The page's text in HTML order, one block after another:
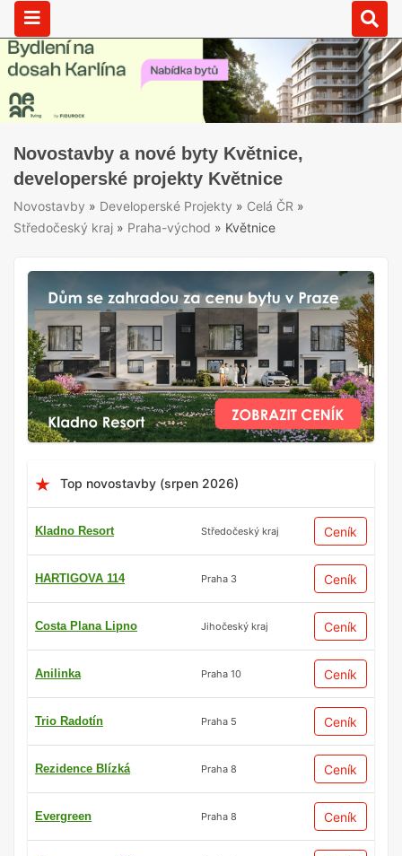
Novostavby a nové byty Květnice,
developerské projekty Květnice
Novostavby » Developerské Projekty » Celá ČR »
Středočeský kraj » Praha-východ » Květnice
Top novostavby (srpen 2026)
Kladno Resort Středočeský kraj Ceník
HARTIGOVA 114 Praha 3 Ceník
Costa Plana Lipno Jihočeský kraj Ceník
Anilinka Praha 10 Ceník
Trio Radotín Praha 5 Ceník
Rezidence Blízká Praha 8 Ceník
Evergreen Praha 8 Ceník